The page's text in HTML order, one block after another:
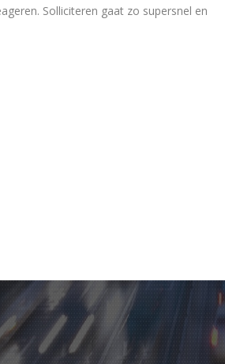
Solliciteren gaat zo supersnel en